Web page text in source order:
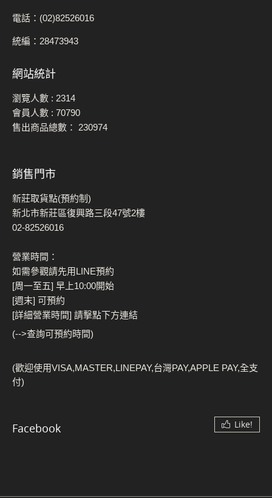
電話：(02)82526016
統編：28473943
網站統計
瀏覽人數 : 2314
會員人數 : 70790
售出商品總數： 230974
銷售門市
新莊取貨點(預約制)
新北市新莊區復興路三段47號2樓
02-82526016
營業時間：
如需參觀請先用LINE預約
[周一至五] 早上10:00開始
[週末] 可預約
[詳細營業時間] 請擊點下方連結
(-->查詢可預約時間)
(歡迎使用VISA,MASTER,LINEPAY,台灣PAY,APPLE PAY,全支
付)
Facebook Like!